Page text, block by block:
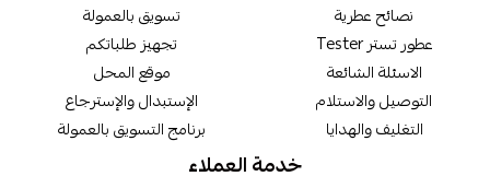
نصائح عطرية
عطور تستر Tester
الاسئلة الشائعة
التوصيل والاستلام
التغليف والهدايا
تسويق بالعمولة
تجهيز طلباتكم
موقع المحل
الإستبدال والإسترجاع
برنامج التسويق بالعمولة
خدمة العملاء